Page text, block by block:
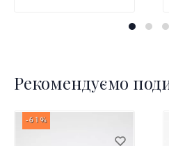
Рекомендуємо
-61%